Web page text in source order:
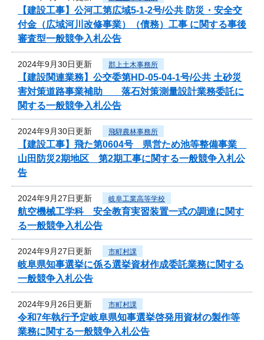
【建設工事】公河工第広域5-1-2号/公共 防災・安全交
付金（広域河川改修事業）（債務）工事 に関する事後
審査型一般競争入札公告
2024年9月30日更新 郡上土木事務所
【建設関連業務】公交委第HD-05-04-1号/公共 土砂災
害対策道路事業補助 落石対策測量設計業務委託に
関する一般競争入札公告
2024年9月30日更新 飛騨農林事務所
【建設工事】飛た第0604号 県営ため池等整備事業
山田防災2期地区 第2期工事に関する一般競争入札公
告
2024年9月27日更新 岐阜工業高等学校
航空機械工学科 安全教育実習装置一式の調達に関す
る一般競争入札公告
2024年9月27日更新 市町村課
岐阜県知事選挙に係る選挙資材作成委託業務に関する
一般競争入札公告
2024年9月26日更新 市町村課
令和7年執行予定岐阜県知事選挙啓発用資材の製作等
業務に関する一般競争入札公告